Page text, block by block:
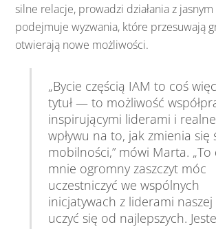
silne relacje, prowadzi działaniaz jasnym
podejmujewyzwania, które przesuwają
otwierają nowe możliwości.
„Bycie częścią IAMto coś
tytuł —to możliwość
inspirującymi liderami i
wpływu nato, jakzmienia się
mobilności,” mówi Marta. „To
mnie ogromnyzaszczyt móc
uczestniczyćwewspólnych
inicjatywachz liderami naszej
uczyć się od najlepszych.